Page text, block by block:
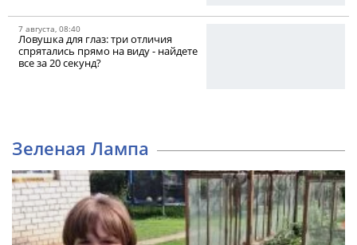
7 августа, 08:40
Ловушка для глаз: три отличия
спрятались прямо на виду - найдете
все за 20 секунд?
Зеленая Лампа